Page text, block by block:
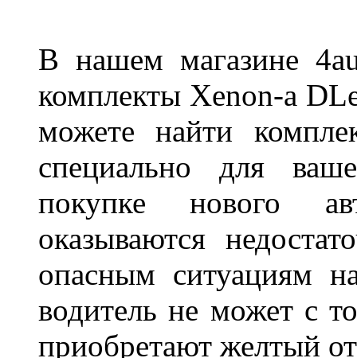
В нашем магазине
комплекты Xenon-а
можете найти
специально для
покупке нового
оказываются
опасным ситуациям
водитель не может с
приобретают желтый